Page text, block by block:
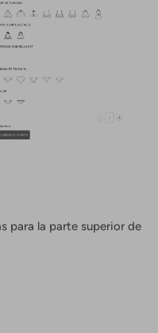
para la parte superior de